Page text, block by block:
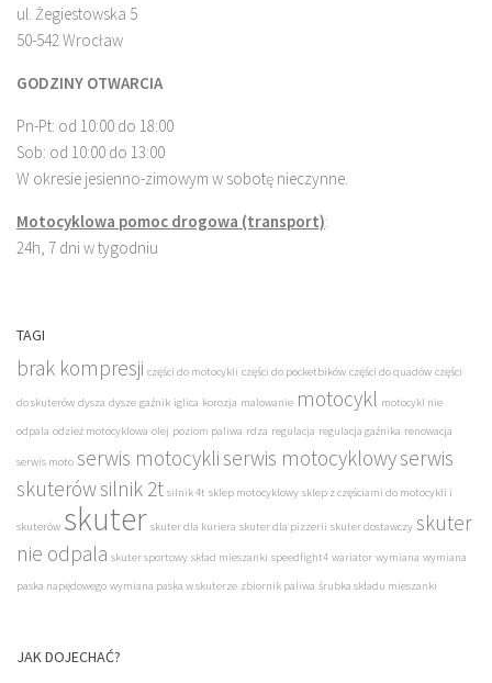
ul. Żegiestowska 5
50-542 Wrocław
GODZINY OTWARCIA
Pn-Pt: od 10:00 do 18:00
Sob: od 10:00 do 13:00
W okresie jesienno-zimowym w sobotę nieczynne.
Motocyklowa pomoc drogowa (transport):
24h, 7 dni w tygodniu
TAGI
brak kompresji części do motocykli części do pocketbików części do quadów części
do skuterów dysza dysze gaźnik iglica korozja malowanie motocykl motocykl nie
odpala odzież motocyklowa olej poziom paliwa rdza regulacja regulacja gaźnika renowacja
serwis moto serwis motocykliserwis motocyklowyserwis
skuterówsilnik 2t silnik 4t sklep motocyklowy sklep z częściami do motocykli i
skuterów skuter skuter dla kuriera skuter dla pizzerii skuter dostawczy skuter
nie odpala skuter sportowy skład mieszanki speedfight4 wariator wymiana wymiana
paska napędowego wymiana paska w skuterze zbiornik paliwa śrubka składu mieszanki
JAK DOJECHAĆ?